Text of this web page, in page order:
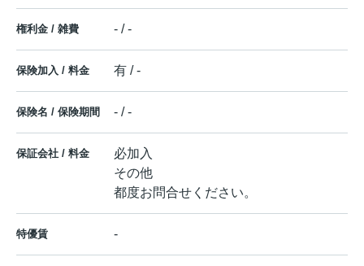
権利金 / 雑費 - / -
保険加入 / 料金 有 / -
保険名 / 保険期間 - / -
保証会社 / 料金
必加入
その他
都度お問合せください。
特優賃 -